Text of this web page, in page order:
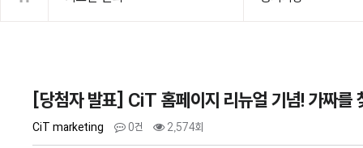
[당첨자 발표] CiT 홈페이지 리뉴얼 기념! 가짜를
CiT marketing 0건 2,574회